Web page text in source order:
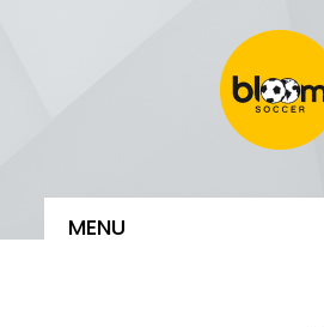
MENU